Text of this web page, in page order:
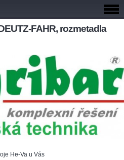
FAHR, rozmetadla
He-Va u Vás